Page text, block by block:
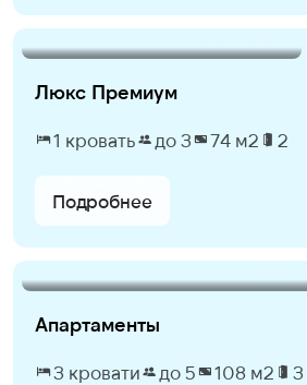
Люкс Премиум
1 кровать до 3 74 м2 2
Подробнее
Апартаменты
3 кровати до 5 108 м2 3